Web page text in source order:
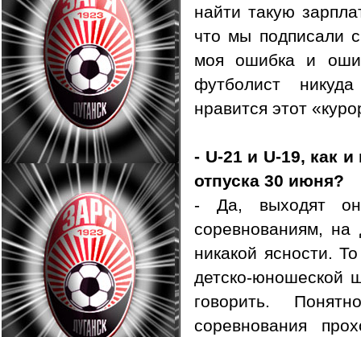
найти такую
что мы подписали
моя ошибка и
футболист
нравится этот
- U-21 и U-19, как
отпуска 30 июня?
- Да, выходят
соревнованиям,
никакой ясности.
детско-юношеской
говорить.
соревнования